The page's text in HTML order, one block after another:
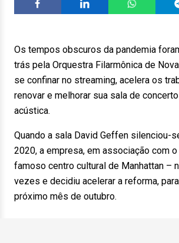
Os tempos obscuros da pandemia
trás pela Orquestra Filarmônica de
se confinar no streaming, acelera os
renovar e melhorar sua sala de
acústica.
Quando a sala David Geffen silenciou-
2020, a empresa, em associação com
famoso centro cultural de Manhattan –
vezes e decidiu acelerar a reforma,
próximo mês de outubro.